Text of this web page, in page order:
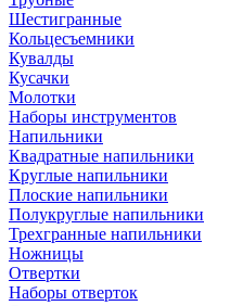
Шестигранные
Кольцесъемники
Кувалды
Кусачки
Молотки
Наборы инструментов
Напильники
Квадратные напильники
Круглые напильники
Плоские напильники
Полукруглые напильники
Трехгранные напильники
Ножницы
Отвертки
Наборы отверток